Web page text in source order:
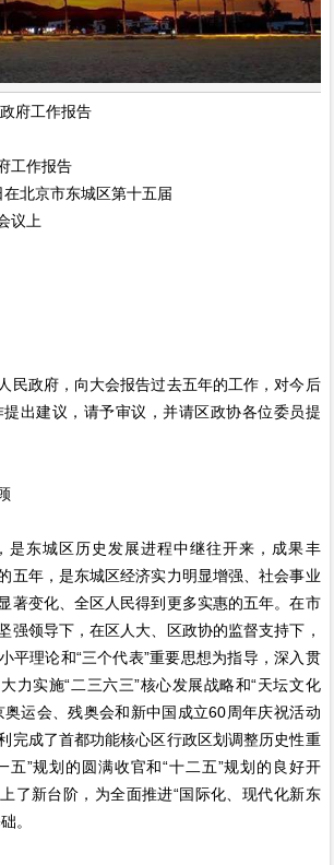
府工作报告
工作报告
北京市东城区第十五届
议上
民政府，向大会报告过去五年的工作，对今后
出建议，请予审议，并请区政协各位委员提
是东城区历史发展进程中继往开来，成果丰
五年，是东城区经济实力明显增强、社会事业
著变化、全区人民得到更多实惠的五年。在市
强领导下，在区人大、区政协的监督支持下，
平理论和“三个代表”重要思想为指导，深入贯
力实施“二三六三”核心发展战略和“天坛文化
奥运会、残奥会和新中国成立60周年庆祝活动
完成了首都功能核心区行政区划调整历史性重
五”规划的圆满收官和“十二五”规划的良好开
了新台阶，为全面推进“国际化、现代化新东
。